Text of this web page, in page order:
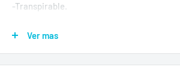
-Transpirable.
-Cómoda y ligera.
-Ideal como prenda de vestir dry fit y
Ver mas